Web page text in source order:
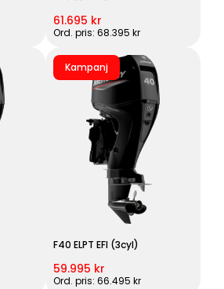
61.695 kr
Ord. pris: 68.395 kr
Kampanj
F40 ELPT EFI (3cyl)
59.995 kr
Ord. pris: 66.495 kr